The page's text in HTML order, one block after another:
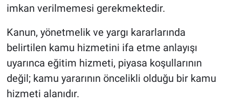
imkan verilmemesi gerekmektedir.
Kanun, yönetmelik ve yargı kararlarında
belirtilen kamu hizmetini ifa etme anlayışı
uyarınca eğitim hizmeti, piyasa koşullarının
değil; kamu yararının öncelikli olduğu bir kamu
hizmeti alanıdır.